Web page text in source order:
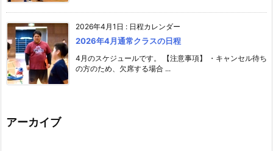
2026年4月1日 : 日程カレンダー
2026年4月通常クラスの日程
4月のスケジュールです。 【注意事項】 ・キャンセル待ち
の方のため、欠席する場合 ...
アーカイブ